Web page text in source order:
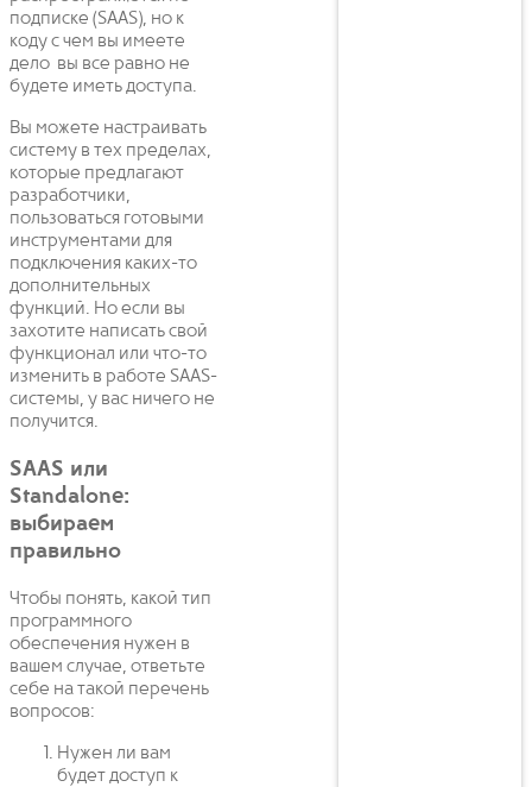
подписке (SAAS), но к
коду с чем вы имеете
дело вы все равно не
будете иметь доступа.
Вы можете настраивать
систему в тех пределах,
которые предлагают
разработчики,
пользоваться готовыми
инструментами для
подключения каких-то
дополнительных
функций. Но если вы
захотите написать свой
функционал или что-то
изменить в работе SAAS-
системы, у вас ничего не
получится.
SAAS или
Standalone:
выбираем
правильно
Чтобы понять, какой тип
программного
обеспечения нужен в
вашем случае, ответьте
себе на такой перечень
вопросов:
Нужен ли вам
будет доступ к